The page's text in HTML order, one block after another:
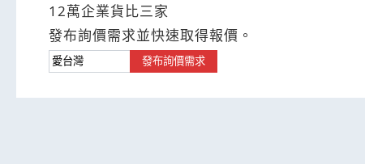
12萬企業貨比三家
發布詢價需求並快速取得報價。
發布詢價需求